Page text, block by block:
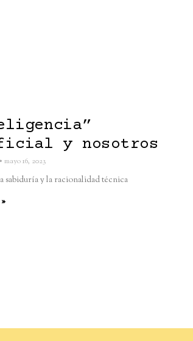
y nosotros
mayo 16, 2023
sabiduría y la racionalidad técnica